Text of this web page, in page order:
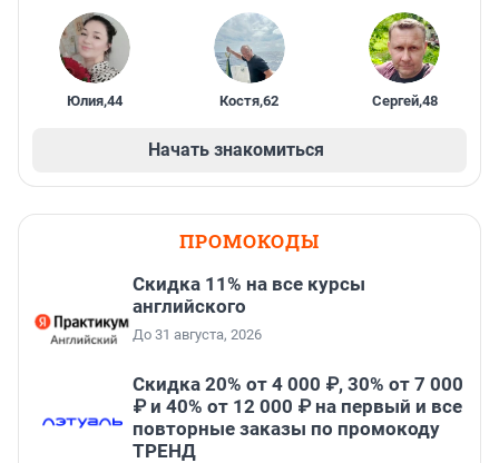
Юлия,44 Костя,62 Сергей,48
Начать знакомиться
ПРОМОКОДЫ
Скидка 11% на все курсы
английского
До 31 августа, 2026
Скидка 20% от 4 000 ₽, 30% от 7 000
₽ и 40% от 12 000 ₽ на первый и все
повторные заказы по промокоду
ТРЕНД